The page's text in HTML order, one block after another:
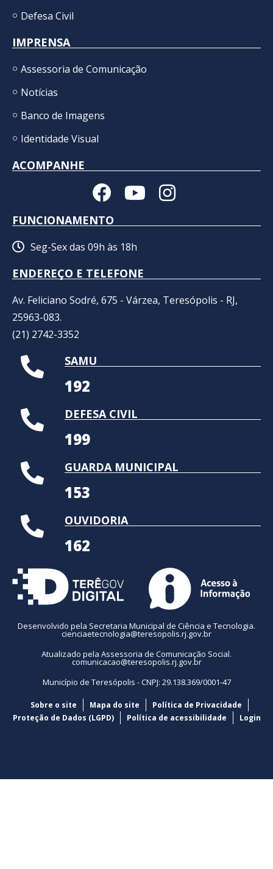
Defesa Civil
IMPRENSA
Assessoria de Comunicação
Notícias
Banco de Imagens
Identidade Visual
ACOMPANHE
FUNCIONAMENTO
Seg-Sex das 09h às 18h
ENDEREÇO E TELEFONE
Av. Feliciano Sodré, 675 - Várzea, Teresópolis - RJ,
25963-083.
(21) 2742-3352​
SAMU
192
DEFESA CIVIL
199
GUARDA MUNICIPAL
153
OUVIDORIA
162
Desenvolvido pela Secretaria Municipal de Ciência e Tecnologia.
cienciaetecnologia@teresopolis.rj.gov.br
Atualizado pela Assessoria de Comunicação Social.
comunicacao@teresopolis.rj.gov.br
Município de Teresópolis - CNPJ: 29.138.369/0001-47
Sobre o site Mapa do site
Política de Privacidade
Proteção de Dados (LGPD)
Política de acessibilidade Login